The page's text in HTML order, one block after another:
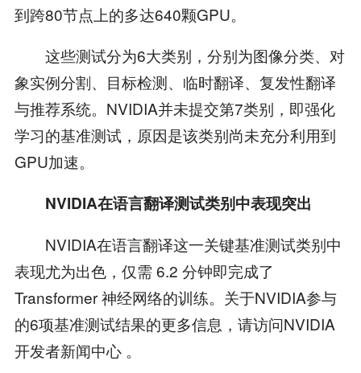
到跨80节点上的多达640颗GPU。
这些测试分为6大类别，分别为图像分类、对
象实例分割、目标检测、临时翻译、复发性翻译
与推荐系统。NVIDIA并未提交第7类别，即强化
学习的基准测试，原因是该类别尚未充分利用到
GPU加速。
NVIDIA在语言翻译测试类别中表现突出
NVIDIA在语言翻译这一关键基准测试类别中
表现尤为出色，仅需 6.2 分钟即完成了
Transformer 神经网络的训练。关于NVIDIA参与
的6项基准测试结果的更多信息，请访问NVIDIA
开发者新闻中心 。